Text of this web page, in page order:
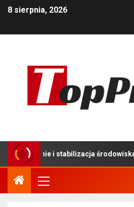
8 sierpnia, 2026
i stabilizacja środowiska stawu